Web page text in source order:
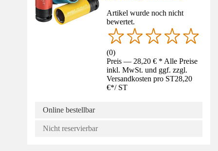
Artikel wurde noch nicht
bewertet.
(0)
Preis — 28,20 € * Alle Preise
inkl. MwSt. und ggf. zzgl.
Versandkosten pro ST28,20
€*/ ST
Online bestellbar
Nicht reservierbar